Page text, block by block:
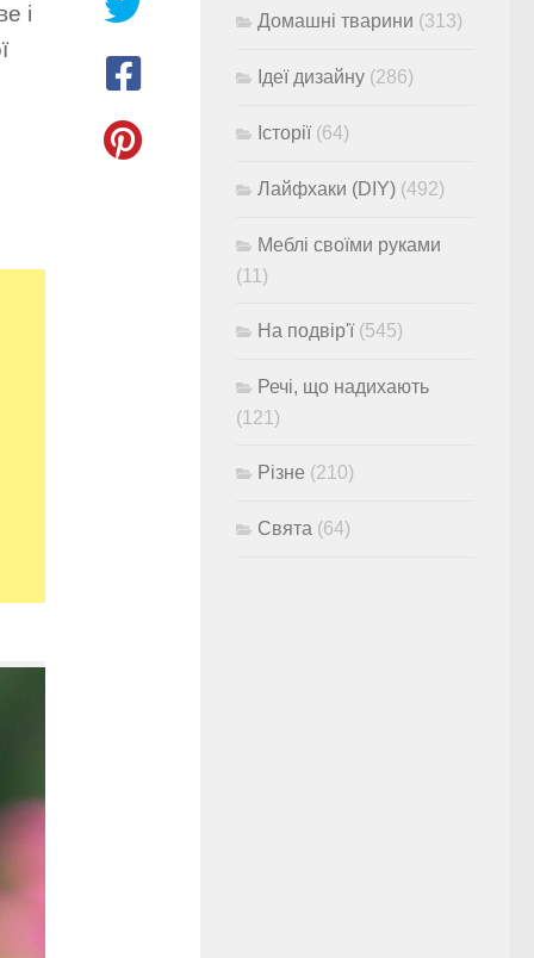
і
Домашні тварини (313)
Ідеї дизайну (286)
Історії(64)
Лайфхаки (DIY) (492)
Меблі своїми руками
(11)
На подвір'ї(545)
Речі, що надихають
(121)
Різне (210)
Свята (64)